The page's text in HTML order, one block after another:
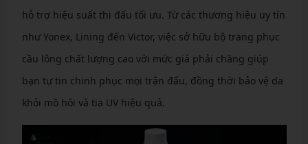
hỗ trợ hiệu suất thi đấu tối ưu. Từ các thương hiệu uy tín
như Yonex, Lining đến Victor, việc sở hữu bộ trang phục
cầu lông chất lượng cao với mức giá phải chăng giúp
bạn tự tin chinh phục mọi trận đấu, đồng thời bảo vệ da
khỏi mồ hôi và tia UV hiệu quả.